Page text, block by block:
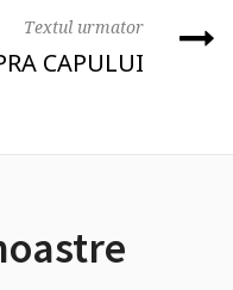
Textul urmator
CAPULUI